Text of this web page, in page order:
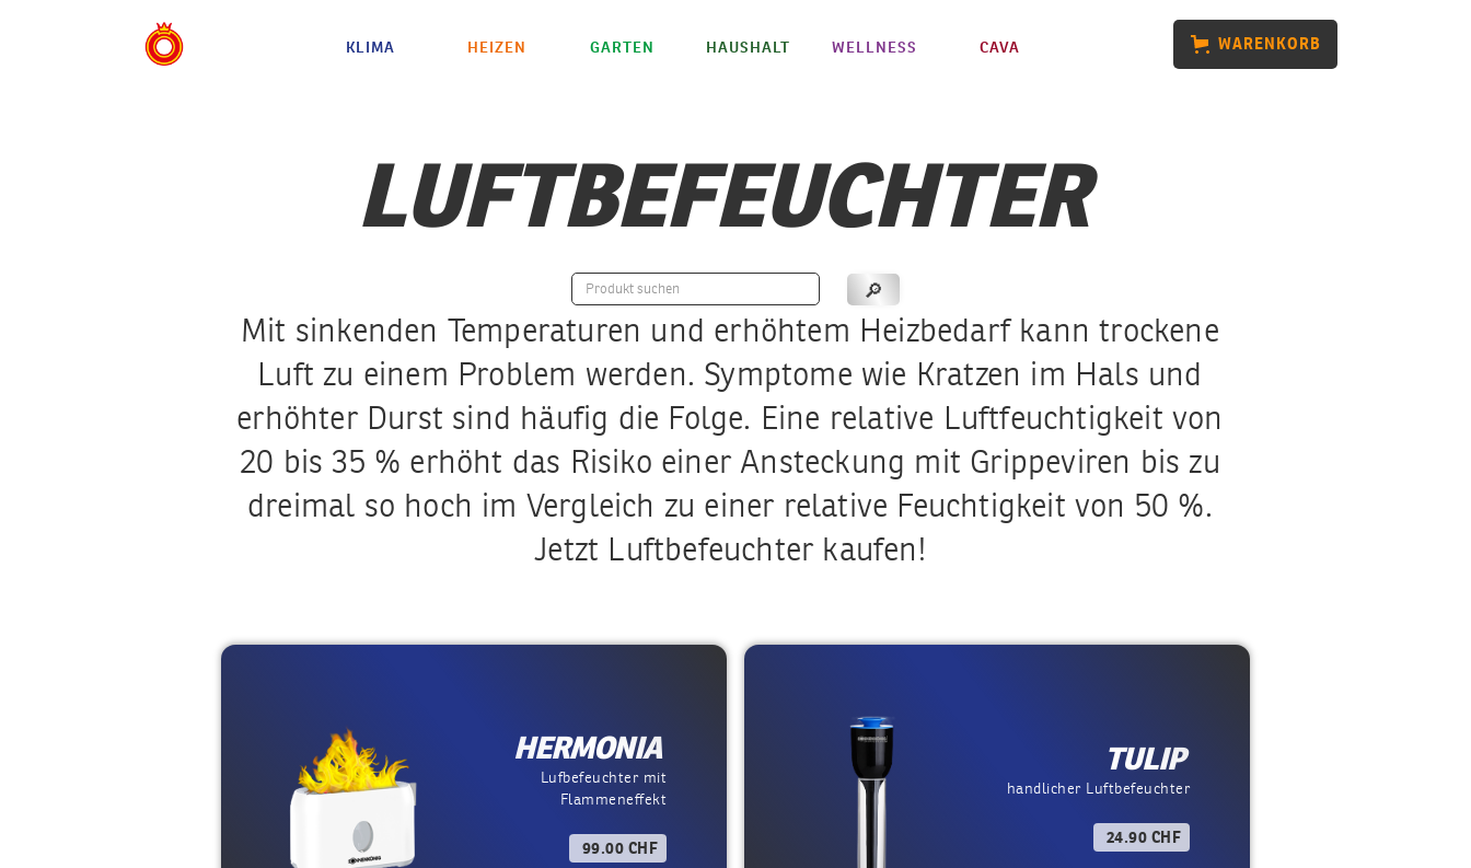
KLIMA HEIZEN GARTEN HAUSHALT WELLNESS CAVA WARENKORB
LUFTBEFEUCHTER
Mit sinkenden Temperaturen und erhöhtem Heizbedarf kann trockene
Luft zu einem Problem werden. Symptome wie Kratzen im Hals und
erhöhter Durst sind häufig die Folge. Eine relative Luftfeuchtigkeit von
20 bis 35 % erhöht das Risiko einer Ansteckung mit Grippeviren bis zu
dreimal so hoch im Vergleich zu einer relative Feuchtigkeit von 50 %.
Jetzt Luftbefeuchter kaufen!
HERMONIA
Lufbefeuchter mit
Flammeneffekt
99.00 CHF
TULIP
handlicher Luftbefeuchter
24.90 CHF